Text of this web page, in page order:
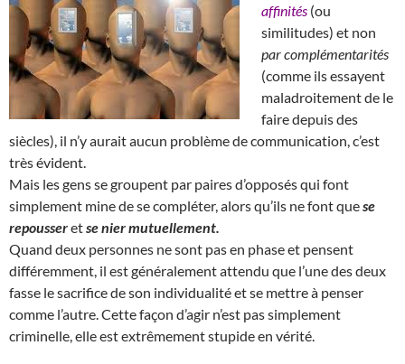
affinités (ou
similitudes) et non
par complémentarités
(comme ils essayent
maladroitement de le
faire depuis des
siècles), il n’y aurait aucun problème de communication, c’est
très évident.
Mais les gens se groupent par paires d’opposés qui font
simplement mine de se compléter, alors qu’ils ne font quese
repousseretse nier mutuellement.
Quand deux personnes ne sont pas en phase et pensent
différemment, il est généralement attendu que l’une des deux
fasse le sacrifice de son individualité et se mettre à penser
comme l’autre. Cette façon d’agir n’est pas simplement
criminelle, elle est extrêmement stupide en vérité.